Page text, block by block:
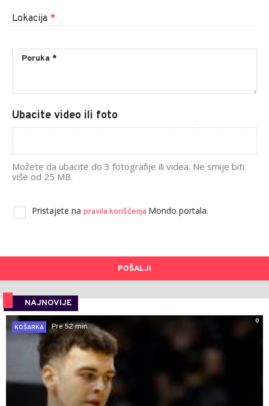
Lokacija *
Ubacite video ili foto
Možete da ubacite do 3 fotografije ili videa. Ne smije biti
više od 25 MB.
Pristajete na pravila korišćenja Mondo portala.
POŠALJI
NAJNOVIJE
0
KOŠARKA
Pre 52 min